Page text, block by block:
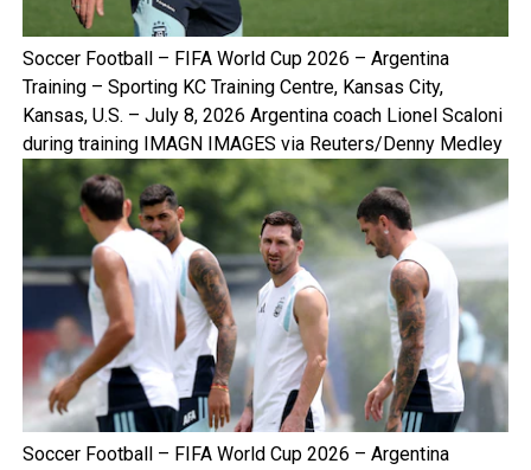
Soccer Football – FIFA World Cup 2026 – Argentina
Training – Sporting KC Training Centre, Kansas City,
Kansas, U.S. – July 8, 2026 Argentina coach Lionel Scaloni
during training IMAGN IMAGES via Reuters/Denny Medley
Soccer Football – FIFA World Cup 2026 – Argentina